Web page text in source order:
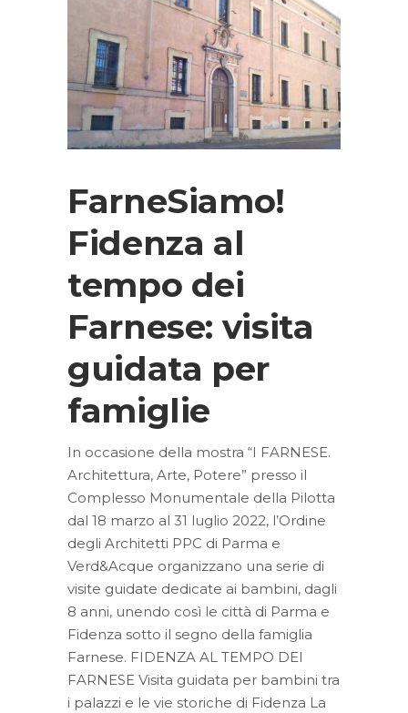
FarneSiamo!
Fidenza al
tempo dei
Farnese: visita
guidata per
famiglie
In occasione della mostra “I FARNESE.
Architettura, Arte, Potere” presso il
Complesso Monumentale della Pilotta
dal 18 marzo al 31 luglio 2022, l’Ordine
degli Architetti PPC di Parma e
Verd&Acque organizzano una serie di
visite guidate dedicate ai bambini, dagli
8 anni, unendo così le città di Parma e
Fidenza sotto il segno della famiglia
Farnese. FIDENZA AL TEMPO DEI
FARNESE Visita guidata per bambini tra
i palazzi e le vie storiche di Fidenza La